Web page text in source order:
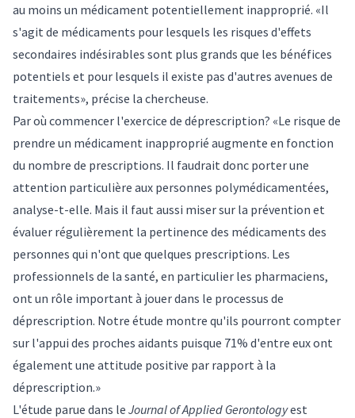
au moins un médicament potentiellement inapproprié. «Il
s'agit de médicaments pour lesquels les risques d'effets
secondaires indésirables sont plus grands que les bénéfices
potentiels et pour lesquels il existe pas d'autres avenues de
traitements», précise la chercheuse.
Par où commencer l'exercice de déprescription? «Le risque de
prendre un médicament inapproprié augmente en fonction
du nombre de prescriptions. Il faudrait donc porter une
attention particulière aux personnes polymédicamentées,
analyse-t-elle. Mais il faut aussi miser sur la prévention et
évaluer régulièrement la pertinence des médicaments des
personnes qui n'ont que quelques prescriptions. Les
professionnels de la santé, en particulier les pharmaciens,
ont un rôle important à jouer dans le processus de
déprescription. Notre étude montre qu'ils pourront compter
sur l'appui des proches aidants puisque 71% d'entre eux ont
également une attitude positive par rapport à la
déprescription.»
L'étude parue dans le Journal of Applied Gerontologyest